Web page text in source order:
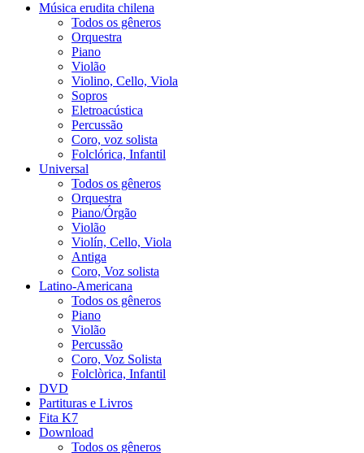
Música erudita chilena
Todos os gêneros
Orquestra
Piano
Violão
Violino, Cello, Viola
Sopros
Eletroacústica
Percussão
Coro, voz solista
Folclórica, Infantil
Universal
Todos os gêneros
Orquestra
Piano/Órgão
Violão
Violín, Cello, Viola
Antiga
Coro, Voz solista
Latino-Americana
Todos os gêneros
Piano
Violão
Percussão
Coro, Voz Solista
Folclòrica, Infantil
DVD
Partituras e Livros
Fita K7
Download
Todos os gêneros